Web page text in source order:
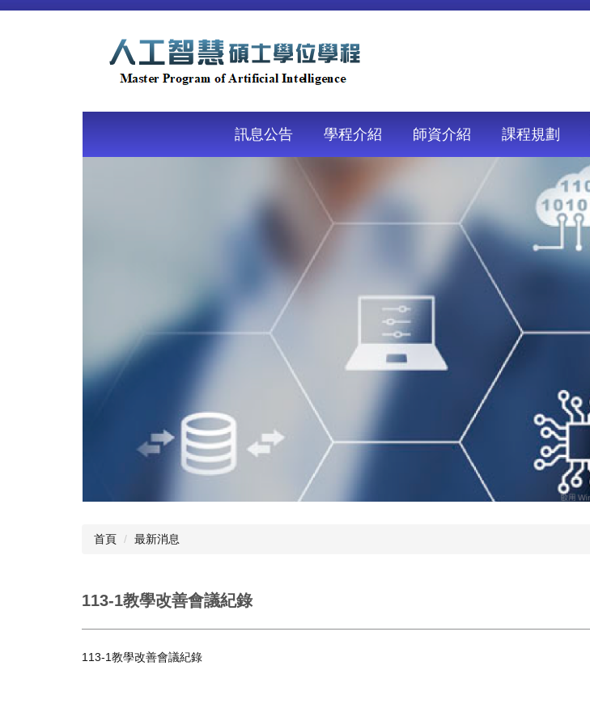
跳
訊息公告 學程介紹 師資介紹 課程規劃
首頁 最新消息
113-1教學改善會議紀錄
113-1教學改善會議紀錄